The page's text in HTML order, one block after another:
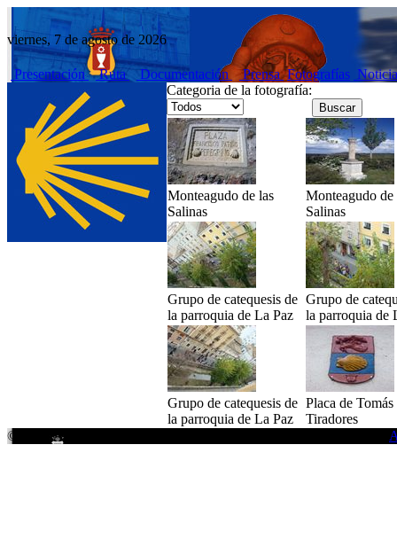
viernes, 7 de agosto de 2026
Presentación Ruta Documentación Prensa Fotografías
Categoria de la fotografía:
Monteagudo de las
Salinas
Monteagudo de
Salinas
Grupo de catequesis de
la parroquia de La Paz
Grupo de
la parroquia de
Grupo de catequesis de
la parroquia de La Paz
Placa de
Tiradores
© 2026Ayuntamiento de Cuenca.